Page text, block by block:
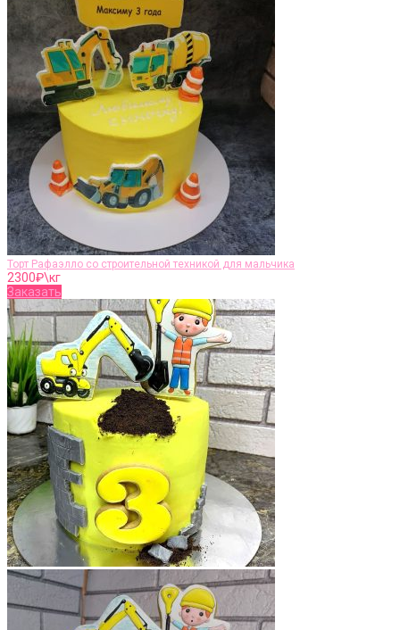
Торт Рафаэлло со строительной техникой для мальчика
2300₽\кг
Заказать